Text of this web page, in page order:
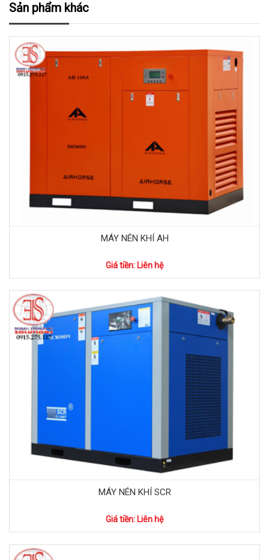
Sản phẩm khác
MÁY NÉN KHÍ AH
Giá tiền: Liên hệ
MÁY NÉN KHÍ SCR
Giá tiền: Liên hệ